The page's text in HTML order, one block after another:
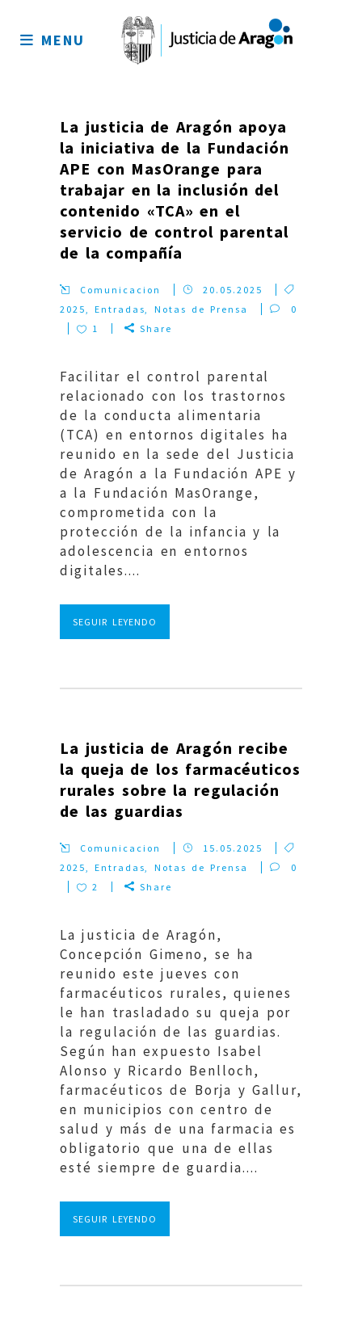
sitio
MENU
La justicia de Aragón apoya
la iniciativa de la Fundación
APE con MasOrange para
trabajar en la inclusión del
contenido «TCA» en el
servicio de control parental
de la compañía
Comunicacion
20.05.2025
2025,Entradas, Notas de Prensa
0
1
Share
Facilitar el control parental
relacionado con los trastornos
de la conducta alimentaria
(TCA) en entornos digitales ha
reunido en la sede del Justicia
de Aragón a la Fundación APE y
a la Fundación MasOrange,
comprometida con la
protección de la infancia y la
adolescencia en entornos
digitales....
SEGUIR LEYENDO
La justicia de Aragón recibe
la queja de los farmacéuticos
rurales sobre la regulación
de las guardias
Comunicacion
15.05.2025
2025,Entradas, Notas de Prensa
0
2
Share
La justicia de Aragón,
Concepción Gimeno, se ha
reunido este jueves con
farmacéuticos rurales, quienes
le han trasladado su queja por
la regulación de las guardias.
Según han expuesto Isabel
Alonso y Ricardo Benlloch,
farmacéuticos de Borja y Gallur,
en municipios con centro de
salud y más de una farmacia es
obligatorio que una de ellas
esté siempre de guardia....
SEGUIR LEYENDO